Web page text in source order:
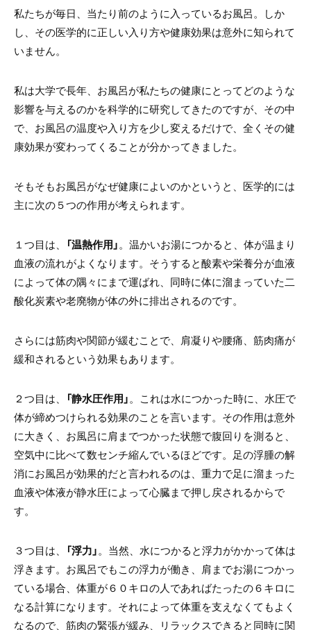
私たちが毎日、当たり前のように入っているお風呂。しか
し、その医学的に正しい入り方や健康効果は意外に知られて
いません。
私は大学で長年、お風呂が私たちの健康にとってどのような
影響を与えるのかを科学的に研究してきたのですが、その中
で、お風呂の温度や入り方を少し変えるだけで、全くその健
康効果が変わってくることが分かってきました。
そもそもお風呂がなぜ健康によいのかというと、医学的には
主に次の５つの作用が考えられます。
１つ目は、 「温熱作用」。温かいお湯につかると、体が温まり
血液の流れがよくなります。そうすると酸素や栄養分が血液
によって体の隅々にまで運ばれ、同時に体に溜まっていた二
酸化炭素や老廃物が体の外に排出されるのです。
さらには筋肉や関節が緩むことで、肩凝りや腰痛、筋肉痛が
緩和されるという効果もあります。
２つ目は、 「静水圧作用」。これは水につかった時に、水圧で
体が締めつけられる効果のことを言います。その作用は意外
に大きく、お風呂に肩までつかった状態で腹回りを測ると、
空気中に比べて数センチ縮んでいるほどです。足の浮腫の解
消にお風呂が効果的だと言われるのは、重力で足に溜まった
血液や体液が静水圧によって心臓まで押し戻されるからで
す。
３つ目は、 「浮力」。当然、水につかると浮力がかかって体は
浮きます。お風呂でもこの浮力が働き、肩までお湯につかっ
ている場合、体重が６０キロの人であればたったの６キロに
なる計算になります。それによって体重を支えなくてもよく
なるので、筋肉の緊張が緩み、リラックスできると同時に関